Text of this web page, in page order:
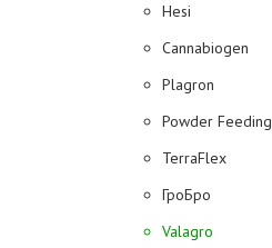
Hesi
Cannabiogen
Plagron
Powder Feeding
TerraFlex
ГроБро
Valagro